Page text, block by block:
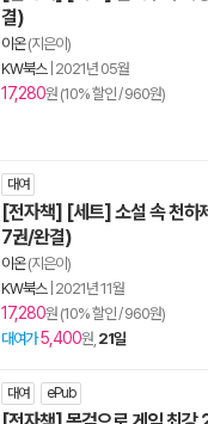
결)
이온(지은이)
KW북스| 2021년 05월
17,280원 (10% 할인 / 960원)
대여
[전자책] [세트] 소설 속 천하
7권/완결)
이온(지은이)
KW북스| 2021년 11월
17,280원 (10% 할인 / 960원)
대여가 5,400원, 21일
대여 ePub